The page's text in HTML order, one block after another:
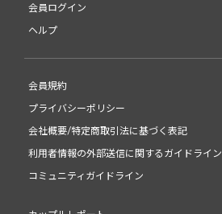
会員ログイン
ヘルプ
会員規約
プライバシーポリシー
会社概要/特定商取引法に基づく表記
利用者情報の外部送信に関するガイドライン
コミュニティガイドライン